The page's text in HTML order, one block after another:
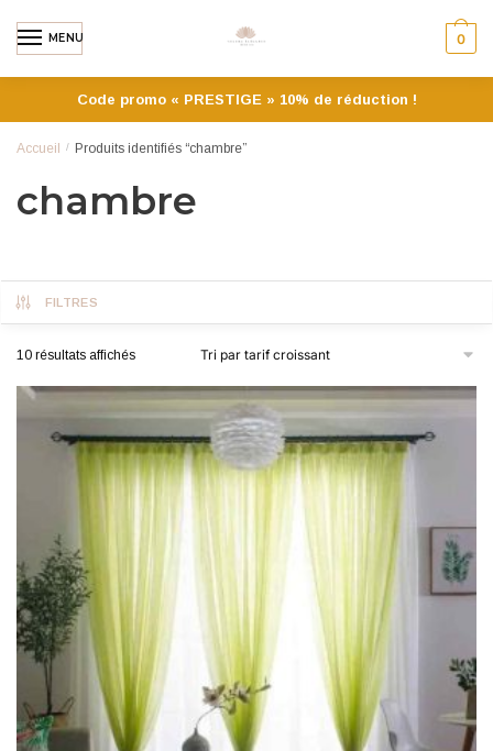
MENU 0
Code promo « PRESTIGE » 10% de réduction !
Accueil / Produits identifiés “chambre”
chambre
FILTRES
10 résultats affichés